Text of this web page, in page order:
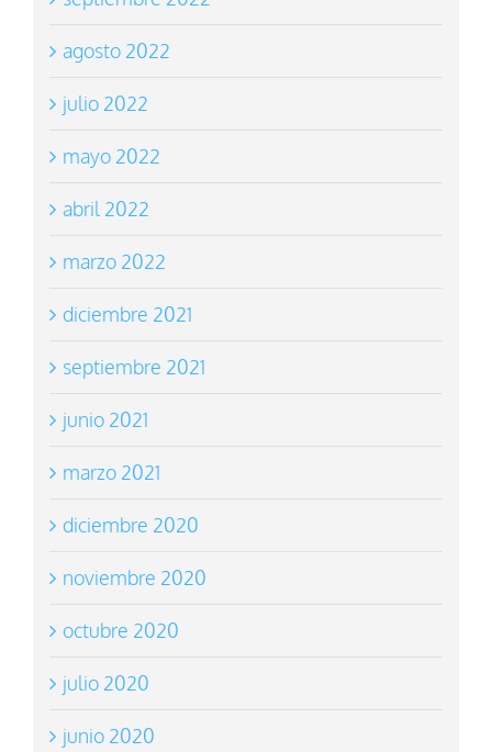
agosto 2022
julio 2022
mayo 2022
abril 2022
marzo 2022
diciembre 2021
septiembre 2021
junio 2021
marzo 2021
diciembre 2020
noviembre 2020
octubre 2020
julio 2020
junio 2020